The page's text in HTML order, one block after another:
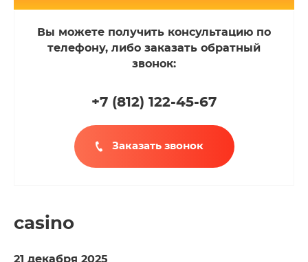
Вы можете получить консультацию по
телефону, либо заказать обратный
звонок:
+7 (812) 122-45-67
Заказать звонок
casino
21 декабря 2025